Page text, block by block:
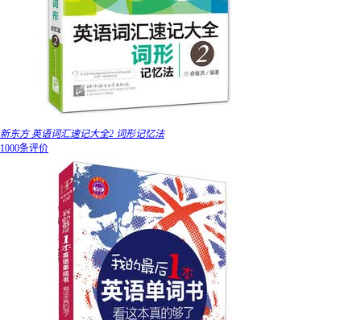
新东方 英语词汇速记大全2 词形记忆法
1000条评价